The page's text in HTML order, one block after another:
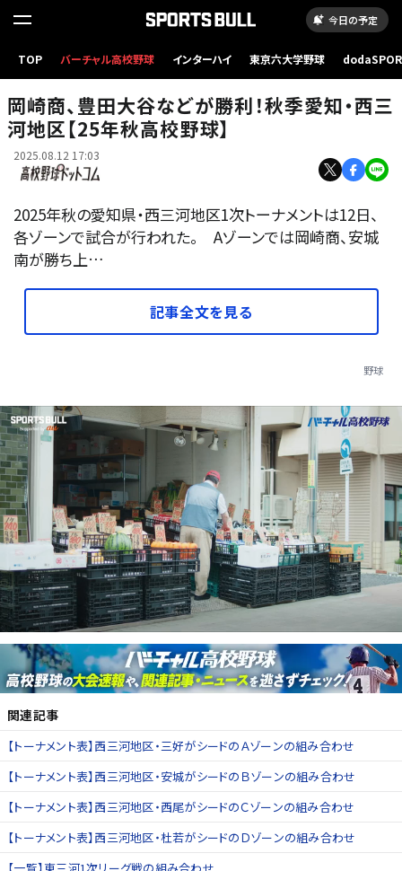
今日の予定
TOP バーチャル高校野球 インターハイ 東京六大学野球
写真はイメージ
岡崎商、豊田大谷などが勝利！秋季愛知・西三
河地区【25年秋高校野球】
2025.08.12 17:03
2025年秋の愛知県・西三河地区1次トーナメントは12日、
各ゾーンで試合が行われた。 Aゾーンでは岡崎商、安城
南が勝ち上…
記事全文を見る
野球
関連記事
【トーナメント表】西三河地区・三好がシードのＡゾーンの組み合わせ
【トーナメント表】西三河地区・安城がシードのＢゾーンの組み合わせ
【トーナメント表】西三河地区・西尾がシードのＣゾーンの組み合わせ
【トーナメント表】西三河地区・杜若がシードのＤゾーンの組み合わせ